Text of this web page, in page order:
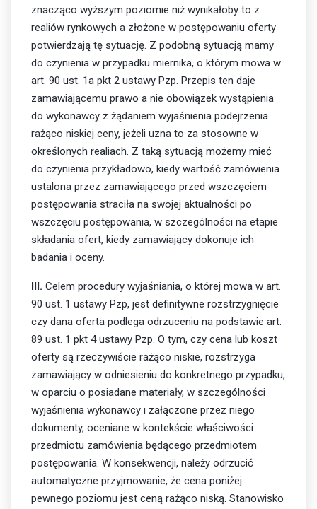
znacząco wyższym poziomie niż wynikałoby to z
realiów rynkowych a złożone w postępowaniu oferty
potwierdzają tę sytuację. Z podobną sytuacją mamy
do czynienia w przypadku miernika, o którym mowa w
art. 90 ust. 1a pkt 2 ustawy Pzp. Przepis ten daje
zamawiającemu prawo a nie obowiązek wystąpienia
do wykonawcy z żądaniem wyjaśnienia podejrzenia
rażąco niskiej ceny, jeżeli uzna to za stosowne w
określonych realiach. Z taką sytuacją możemy mieć
do czynienia przykładowo, kiedy wartość zamówienia
ustalona przez zamawiającego przed wszczęciem
postępowania straciła na swojej aktualności po
wszczęciu postępowania, w szczególności na etapie
składania ofert, kiedy zamawiający dokonuje ich
badania i oceny.
III. Celem procedury wyjaśniania, o której mowa w art.
90 ust. 1 ustawy Pzp, jest definitywne rozstrzygnięcie
czy dana oferta podlega odrzuceniu na podstawie art.
89 ust. 1 pkt 4 ustawy Pzp. O tym, czy cena lub koszt
oferty są rzeczywiście rażąco niskie, rozstrzyga
zamawiający w odniesieniu do konkretnego przypadku,
w oparciu o posiadane materiały, w szczególności
wyjaśnienia wykonawcy i załączone przez niego
dokumenty, oceniane w kontekście właściwości
przedmiotu zamówienia będącego przedmiotem
postępowania. W konsekwencji, należy odrzucić
automatyczne przyjmowanie, że cena poniżej
pewnego poziomu jest ceną rażąco niską. Stanowisko